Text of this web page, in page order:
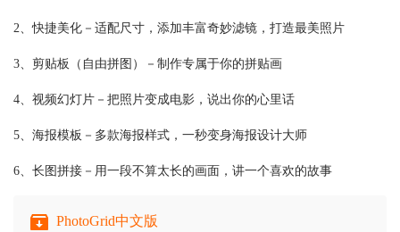
2、快捷美化－适配尺寸，添加丰富奇妙滤镜，打造最美照片
3、剪贴板（自由拼图）－制作专属于你的拼贴画
4、视频幻灯片－把照片变成电影，说出你的心里话
5、海报模板－多款海报样式，一秒变身海报设计大师
6、长图拼接－用一段不算太长的画面，讲一个喜欢的故事
PhotoGrid中文版